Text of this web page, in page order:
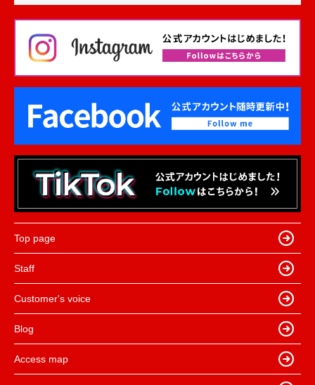
Top page
Staff
Customer's voice
Blog
Access map